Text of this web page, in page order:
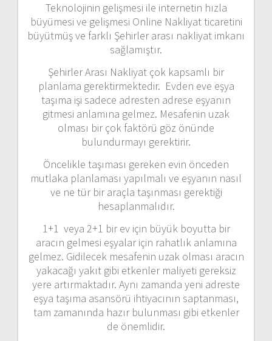
Teknolojinin gelişmesi ile internetin hızla
büyümesi ve gelişmesi Online Nakliyat ticaretini
büyütmüş ve farklı Şehirler arası nakliyat imkanı
sağlamıştır.
Şehirler Arası Nakliyat çok kapsamlı bir
planlama gerektirmektedir. Evden eve eşya
taşıma işi sadece adresten adrese eşyanın
gitmesi anlamına gelmez. Mesafenin uzak
olması bir çok faktörü göz önünde
bulundurmayı gerektirir.
Öncelikle taşıması gereken evin önceden
mutlaka planlaması yapılmalı ve eşyanın nasıl
ve ne tür bir araçla taşınması gerektiği
hesaplanmalıdır.
1+1 veya 2+1 bir ev için büyük boyutta bir
aracın gelmesi eşyalar için rahatlık anlamına
gelmez. Gidilecek mesafenin uzak olması aracın
yakacağı yakıt gibi etkenler maliyeti gereksiz
yere artırmaktadır. Aynı zamanda yeni adreste
eşya taşıma asansörü ihtiyacının saptanması,
tam zamanında hazır bulunması gibi etkenler
de önemlidir.